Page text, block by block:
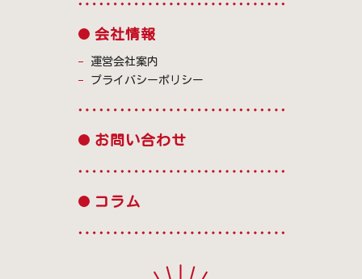
会社情報
運営会社案内
プライバシーポリシー
お問い合わせ
コラム